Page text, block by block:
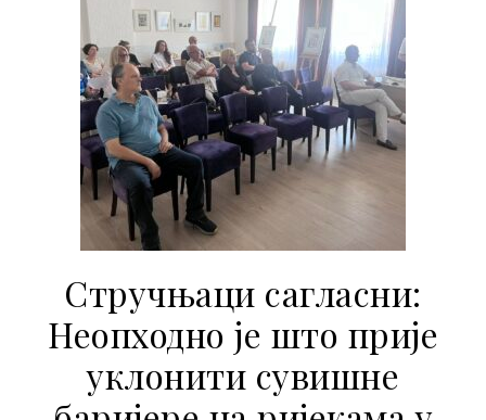
Стручњаци сагласни:
Неопходно је што прије
уклонити сувишне